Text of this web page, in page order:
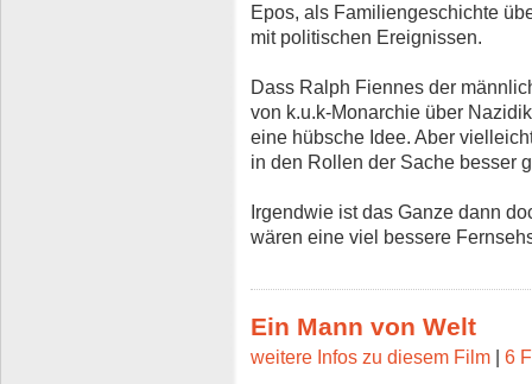
Epos, als Familiengeschichte
mit politischen Ereignissen.
Dass Ralph Fiennes der
von k.u.k-Monarchie über
eine hübsche Idee. Aber
in den Rollen der Sache besser
Irgendwie ist das Ganze dann
wären eine viel bessere
Ein Mann von Welt
weitere Infos zu diesem Film | 6